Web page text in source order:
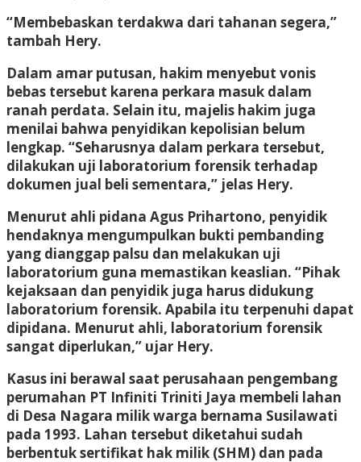
“Membebaskan terdakwa dari tahanan segera,”
tambah Hery.
Dalam amar putusan, hakim menyebut vonis
bebas tersebut karena perkara masuk dalam
ranah perdata. Selain itu, majelis hakim juga
menilai bahwa penyidikan kepolisian belum
lengkap. “Seharusnya dalam perkara tersebut,
dilakukan uji laboratorium forensik terhadap
dokumen jual beli sementara,” jelas Hery.
Menurut ahli pidana Agus Prihartono, penyidik
hendaknya mengumpulkan bukti pembanding
yang dianggap palsu dan melakukan uji
laboratorium guna memastikan keaslian. “Pihak
kejaksaan dan penyidik juga harus didukung
laboratorium forensik. Apabila itu terpenuhi dapat
dipidana. Menurut ahli, laboratorium forensik
sangat diperlukan,” ujar Hery.
Kasus ini berawal saat perusahaan pengembang
perumahan PT Infiniti Triniti Jaya membeli lahan
di Desa Nagara milik warga bernama Susilawati
pada 1993. Lahan tersebut diketahui sudah
berbentuk sertifikat hak milik (SHM) dan pada